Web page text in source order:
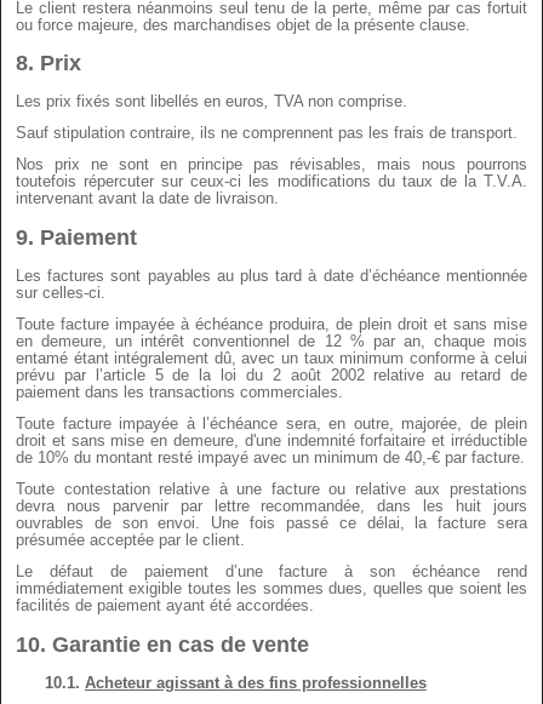
Le client restera néanmoins seul tenu de la perte, même par cas fortuit
ou force majeure, des marchandises objet de la présente clause.
8. Prix
Les prix fixés sont libellés en euros, TVA non comprise.
Sauf stipulation contraire, ils ne comprennent pas les frais de transport.
Nos prix ne sont en principe pas révisables, mais nous pourrons
toutefois répercuter sur ceux-ci les modifications du taux de la T.V.A.
intervenant avant la date de livraison.
9. Paiement
Les factures sont payables au plus tard à date d’échéance mentionnée
sur celles-ci.
Toute facture impayée à échéance produira, de plein droit et sans mise
en demeure, un intérêt conventionnel de 12 % par an, chaque mois
entamé étant intégralement dû, avec un taux minimum conforme à celui
prévu par l’article 5 de la loi du 2 août 2002 relative au retard de
paiement dans les transactions commerciales.
Toute facture impayée à l’échéance sera, en outre, majorée, de plein
droit et sans mise en demeure, d'une indemnité forfaitaire et irréductible
de 10% du montant resté impayé avec un minimum de 40,-€ par facture.
Toute contestation relative à une facture ou relative aux prestations
devra nous parvenir par lettre recommandée, dans les huit jours
ouvrables de son envoi. Une fois passé ce délai, la facture sera
présumée acceptée par le client.
Le défaut de paiement d’une facture à son échéance rend
immédiatement exigible toutes les sommes dues, quelles que soient les
facilités de paiement ayant été accordées.
10. Garantie en cas de vente
10.1. Acheteur agissant à des fins professionnelles